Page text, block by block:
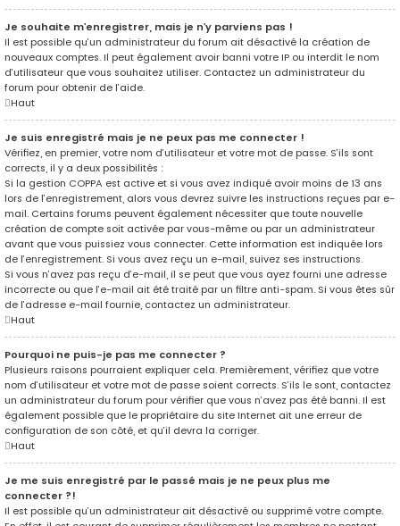
Je souhaite m’enregistrer, mais je n’y parviens pas !
Il est possible qu’un administrateur du forum ait désactivé la création de
nouveaux comptes. Il peut également avoir banni votre IP ou interdit le nom
d’utilisateur que vous souhaitez utiliser. Contactez un administrateur du
forum pour obtenir de l’aide.
Haut
Je suis enregistré mais je ne peux pas me connecter !
Vérifiez, en premier, votre nom d’utilisateur et votre mot de passe. S’ils sont
corrects, il y a deux possibilités :
Si la gestion COPPA est active et si vous avez indiqué avoir moins de 13 ans
lors de l’enregistrement, alors vous devrez suivre les instructions reçues par e-
mail. Certains forums peuvent également nécessiter que toute nouvelle
création de compte soit activée par vous-même ou par un administrateur
avant que vous puissiez vous connecter. Cette information est indiquée lors
de l’enregistrement. Si vous avez reçu un e-mail, suivez ses instructions.
Si vous n’avez pas reçu d’e-mail, il se peut que vous ayez fourni une adresse
incorrecte ou que l’e-mail ait été traité par un filtre anti-spam. Si vous êtes sûr
de l’adresse e-mail fournie, contactez un administrateur.
Haut
Pourquoi ne puis-je pas me connecter ?
Plusieurs raisons pourraient expliquer cela. Premièrement, vérifiez que votre
nom d’utilisateur et votre mot de passe soient corrects. S’ils le sont, contactez
un administrateur du forum pour vérifier que vous n’avez pas été banni. Il est
également possible que le propriétaire du site Internet ait une erreur de
configuration de son côté, et qu’il devra la corriger.
Haut
Je me suis enregistré par le passé mais je ne peux plus me
connecter ?!
Il est possible qu’un administrateur ait désactivé ou supprimé votre compte.